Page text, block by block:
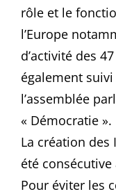
rôle et le
l’Europe
d’activité des
également
l’assemblée
« Démocratie ».
La création des
été
Pour éviter les